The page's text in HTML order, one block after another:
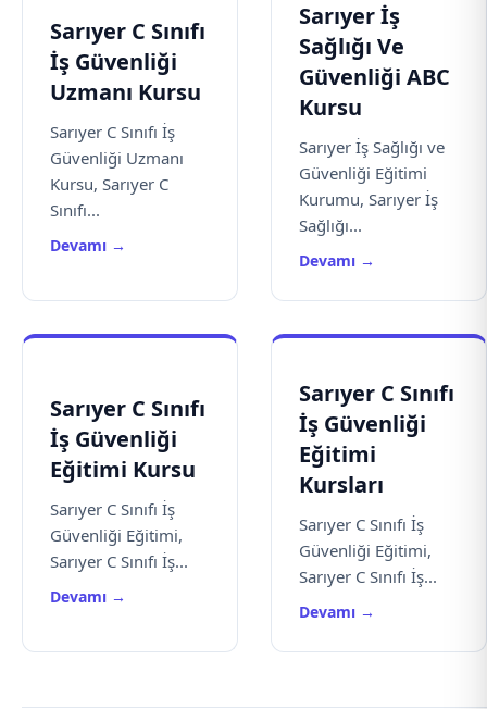
Sarıyer C Sınıfı
İş Güvenliği
Uzmanı Kursu
Sarıyer C Sınıfı İş
Güvenliği Uzmanı
Kursu, Sarıyer C
Sınıfı...
Devamı →
Sarıyer İş
Sağlığı Ve
Güvenliği ABC
Kursu
Sarıyer İş Sağlığı ve
Güvenliği Eğitimi
Kurumu, Sarıyer İş
Sağlığı...
Devamı →
Sarıyer C Sınıfı
İş Güvenliği
Eğitimi Kursu
Sarıyer C Sınıfı İş
Güvenliği Eğitimi,
Sarıyer C Sınıfı İş...
Devamı →
Sarıyer C Sınıfı
İş Güvenliği
Eğitimi
Kursları
Sarıyer C Sınıfı İş
Güvenliği Eğitimi,
Sarıyer C Sınıfı İş...
Devamı →